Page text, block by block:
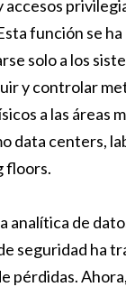
accesos
función se
solo a los
y controlar
a las áreas
data centers,
floors.
analítica de
seguridad ha
pérdidas.